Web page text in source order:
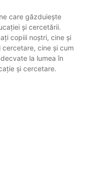
care găzduiește
și cercetării.
copiii noștri, cine și
cine și cum
la lumea în
și cercetare.